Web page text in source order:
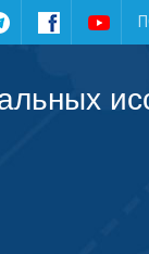
TelegramFacebook